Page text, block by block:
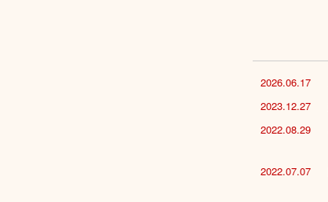
2026.06.17
2023.12.27
2022.08.29
2022.07.07